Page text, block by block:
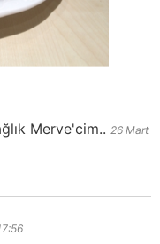
Merve'cim.. 26 Mart